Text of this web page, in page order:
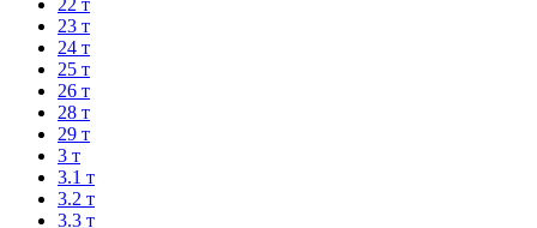
22 т
23 т
24 т
25 т
26 т
28 т
29 т
3 т
3.1 т
3.2 т
3.3 т